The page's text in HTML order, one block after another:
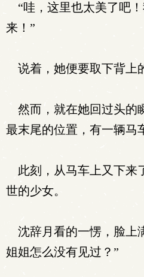
“哇，这里也太美了吧
来！”
说着，她便要取下背上
然而，就在她回过头的
最末尾的位置，有一辆马
此刻，从马车上又下来
世的少女。
沈辞月看的一愣，脸上
姐姐怎么没有见过？”